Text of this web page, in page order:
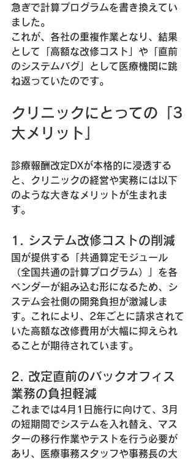
急ぎで計算プログラムを書き換えてい
ました。
これが、各社の重複作業となり、結果
として「高額な改修コスト」 や 「直前
のシステムバグ」として医療機関に跳
ね返っていたのです。
クリニックにとっての「3
大メリット」
診療報酬改定DXが本格的に浸透する
と、クリニックの経営や実務には以下
のような大きなメリットが生まれま
す。
1. システム改修コストの削減
国が提供する「共通算定モジュール
（全国共通の計算プログラム）」を各
ベンダーが組み込む形になるため、シ
ステム会社側の開発負担が激減しま
す。これにより、2年ごとに請求されて
いた高額な改修費用が大幅に抑えられ
ることが期待されています。
2. 改定直前のバックオフィス
業務の負担軽減
これまでは4月1日施行に向けて、3月
の短期間でシステムを入れ替え、マス
ターの移行作業やテストを行う必要が
あり、医療事務スタッフや事務長の大